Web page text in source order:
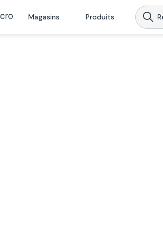
Magasins Produits